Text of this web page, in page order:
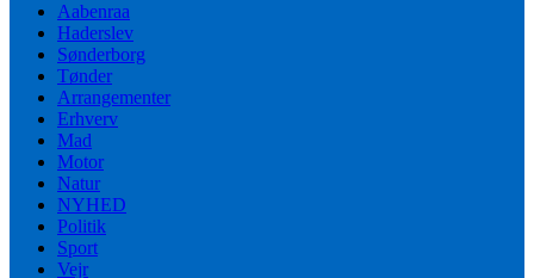
Aabenraa
Haderslev
Sønderborg
Tønder
Arrangementer
Erhverv
Mad
Motor
Natur
NYHED
Politik
Sport
Vejr